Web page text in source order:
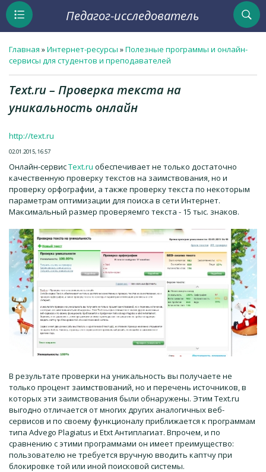
Педагог-исследователь
Главная »Интернет-ресурсы »Полезные программы и онлайн-
сервисы для студентов и преподавателей
Text.ru – Проверка текста на
уникальность онлайн
http://text.ru
02.01.2015, 16:57
Онлайн-сервисText.ru обеспечивает не только достаточно
качественную проверку текстов на заимствования, но и
проверку орфографии, а также проверку текста по некоторым
параметрам оптимизации для поиска в сети Интернет.
Максимальный размер проверяемго текста - 15 тыс. знаков.
В результате проверки на уникальность вы получаете не
только процент заимствований, но и перечень источников, в
которых эти заимствования были обнаружены. Этим Text.ru
выгодно отличается от многих других аналогичных веб-
сервисов и по своему функционалу приближается к программам
типа Advego Plagiatus и Etxt Антиплагиат. Впрочем, и по
сравнению с этими программами он имеет преимущество:
пользователю не требуется вручную вводить каптчу при
блокировке той или иной поисковой системы.